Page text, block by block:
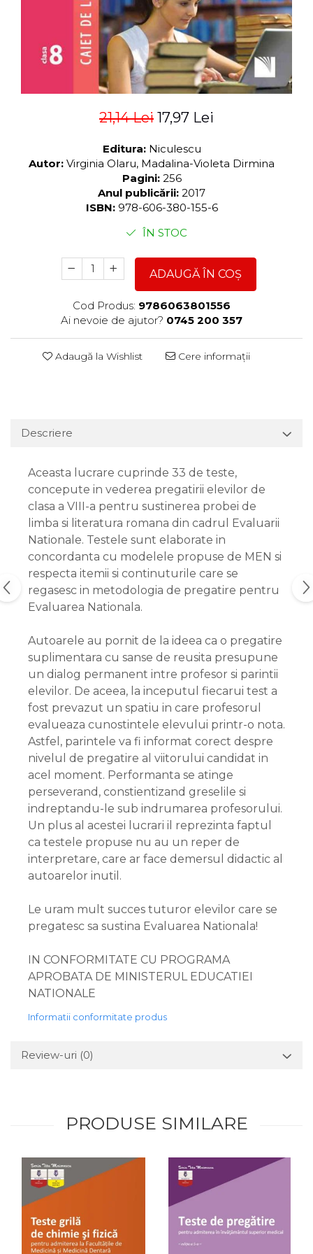
21,14 Lei 17,97 Lei
Editura: Niculescu
Autor: Virginia Olaru, Madalina-Violeta Dirmina
Pagini: 256
Anul publicării: 2017
ISBN: 978-606-380-155-6
ÎN STOC
ADAUGĂ ÎN COȘ
Cod Produs: 9786063801556
Ai nevoie de ajutor? 0745 200 357
Adaugă la Wishlist Cere informații
Descriere
Aceasta lucrare cuprinde 33 de teste,
concepute in vederea pregatirii elevilor de
clasa a VIII-a pentru sustinerea probei de
limba si literatura romana din cadrul Evaluarii
Nationale. Testele sunt elaborate in
concordanta cu modelele propuse de MEN si
respecta itemii si continuturile care se
regasesc in metodologia de pregatire pentru
Evaluarea Nationala.
Autoarele au pornit de la ideea ca o pregatire
suplimentara cu sanse de reusita presupune
un dialog permanent intre profesor si parintii
elevilor. De aceea, la inceputul fiecarui test a
fost prevazut un spatiu in care profesorul
evalueaza cunostintele elevului printr-o nota.
Astfel, parintele va fi informat corect despre
nivelul de pregatire al viitorului candidat in
acel moment. Performanta se atinge
perseverand, constientizand greselile si
indreptandu-le sub indrumarea profesorului.
Un plus al acestei lucrari il reprezinta faptul
ca testele propuse nu au un reper de
interpretare, care ar face demersul didactic al
autoarelor inutil.
Le uram mult succes tuturor elevilor care se
pregatesc sa sustina Evaluarea Nationala!
IN CONFORMITATE CU PROGRAMA
APROBATA DE MINISTERUL EDUCATIEI
NATIONALE
Informatii conformitate produs
Review-uri (0)
PRODUSE SIMILARE